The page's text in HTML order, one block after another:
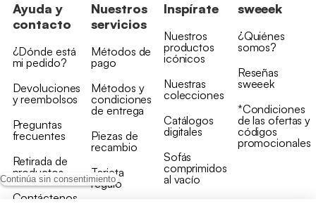
Continúa sin consentimiento
Ayuda y
contacto
¿Dónde está
mi pedido?
Devoluciones
y reembolsos
Preguntas
frecuentes
Retirada de
productos
Contáctenos
Nuestros
servicios
Métodos de
pago
Métodos y
condiciones
de entrega
Piezas de
recambio
Tarjeta
regalo
Inspírate
Nuestros
productos
icónicos
Nuestras
colecciones
Catálogos
digitales
Sofás
comprimidos
al vacío
sweeek
¿Quiénes
somos?
Reseñas
sweeek
*Condiciones
de las ofertas y
códigos
promocionales